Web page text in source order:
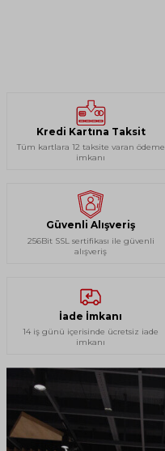
Kredi Kartına Taksit
Tüm kartlara 12 taksite varan ödeme
imkanı
Güvenli Alışveriş
256Bit SSL sertifikası ile güvenli
alışveriş
İade İmkanı
14 iş günü içerisinde ücretsiz iade
imkanı